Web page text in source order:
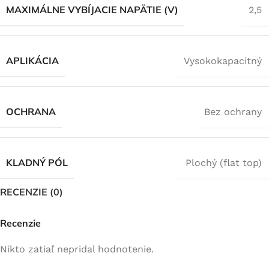
MAXIMÁLNE VYBÍJACIE NAPÄTIE (V) 2,5
APLIKÁCIA Vysokokapacitný
OCHRANA Bez ochrany
KLADNÝ PÓL Plochý (flat top)
RECENZIE (0)
Recenzie
Nikto zatiaľ nepridal hodnotenie.